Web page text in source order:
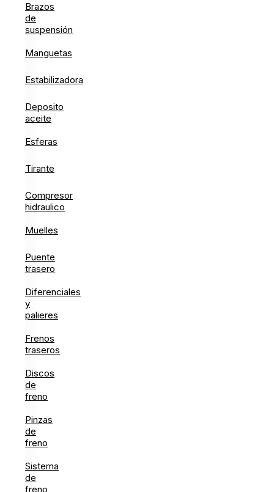
Brazos
de
suspensión
Manguetas
Estabilizadora
Deposito
aceite
Esferas
Tirante
Compresor
hidraulico
Muelles
Puente
trasero
Diferenciales
y
palieres
Frenos
traseros
Discos
de
freno
Pinzas
de
freno
Sistema
de
freno